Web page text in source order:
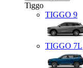
Tiggo
TIGGO 9
TIGGO 7L